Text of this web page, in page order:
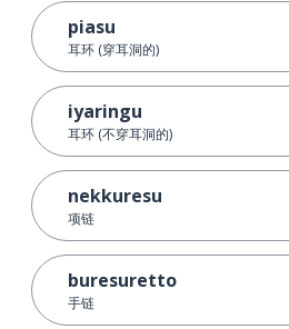
piasu
耳环 (穿耳洞的)
iyaringu
耳环 (不穿耳洞的)
nekkuresu
项链
buresuretto
手链